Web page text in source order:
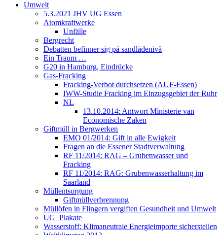
Umwelt
5.3.2021 JHV UG Essen
Atomkraftwerke
Unfälle
Bergrecht
Debatten befinner sig på sandlådenivå
Ein Traum …
G20 in Hamburg, Eindrücke
Gas-Fracking
Fracking-Verbot durchsetzen (AUF-Essen)
IWW-Studie Fracking im Einzugsgebiet der Ruhr
NL
13.10.2014: Antwort Ministerie van
Economische Zaken
Giftmüll in Bergwerken
EMO 01/2014: Gift in alle Ewigkeit
Fragen an die Essener Stadtverwaltung
RF 11/2014: RAG – Grubenwasser und
Fracking
RF 11/2014: RAG: Grubenwasserhaltung im
Saarland
Müllentsorgung
Giftmüllverbrennung
Müllöfen in Flingern vergiften Gesundheit und Umwelt
UG_Plakate
Wasserstoff: Klimaneutrale Energieimporte sicherstellen